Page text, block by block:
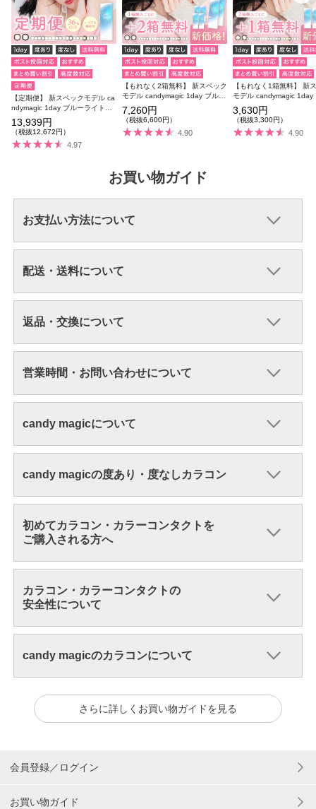
【定期便】 新スペックモデル ca
ndymagic 1day ブルーライトカ
ット 12箱セット 1箱10枚入り 合
計120枚
13,939円
（税抜12,672円）
4.97
【もれなく2箱無料】 新スペック
モデル candymagic 1day ブルー
ライトカット 6箱セット 1箱10
枚入り 合計60枚
7,260円
（税抜6,600円）
4.90
【もれなく1箱無料】 新
モデル candymagic 1day
ライトカット 3箱セット
枚入り 合計30枚
3,630円
（税抜3,300円）
4.90
お買い物ガイド
お支払い方法について
配送・送料について
返品・交換について
営業時間・お問い合わせについて
candy magicについて
candy magicの度あり・度なしカラコン
初めてカラコン・カラーコンタクトを
ご購入される方へ
カラコン・カラーコンタクトの
安全性について
candy magicのカラコンについて
さらに詳しくお買い物ガイドを見る
会員登録／ログイン
お買い物ガイド